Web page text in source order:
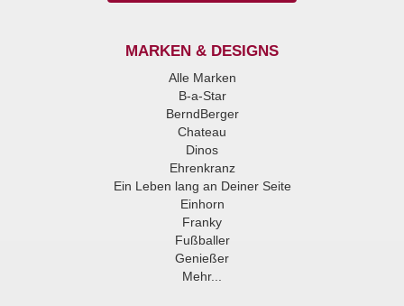
MARKEN & DESIGNS
Alle Marken
B-a-Star
BerndBerger
Chateau
Dinos
Ehrenkranz
Ein Leben lang an Deiner Seite
Einhorn
Franky
Fußballer
Genießer
Mehr...